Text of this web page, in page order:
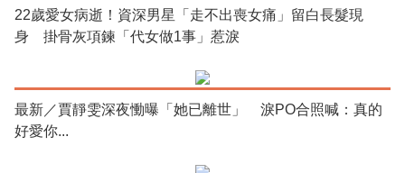
22歲愛女病逝！資深男星「走不出喪女痛」留白長髮現
身 掛骨灰項鍊「代女做1事」惹淚
最新／賈靜雯深夜慟曝「她已離世」 淚PO合照喊：真的
好愛你...